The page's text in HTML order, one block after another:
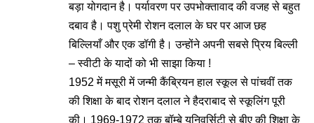
बड़ा योगदान है। पर्यावरण पर उपभोक्तावाद की वजह से बहुत
दबाव है। पशु प्रेमी रोशन दलाल के घर पर आज छह
बिल्लियाँ और एक डॉगी है। उन्होंने अपनी सबसे प्रिय बिल्ली
– स्वीटी के यादों को भी साझा किया !
1952 में मसूरी में जन्मी कैंब्रियन हाल स्कूल से पांचवीं तक
की शिक्षा के बाद रोशन दलाल ने हैदराबाद से स्कूलिंग पूरी
की। 1969-1972 तक बॉम्बे यूनिवर्सिटी से बीए की शिक्षा के